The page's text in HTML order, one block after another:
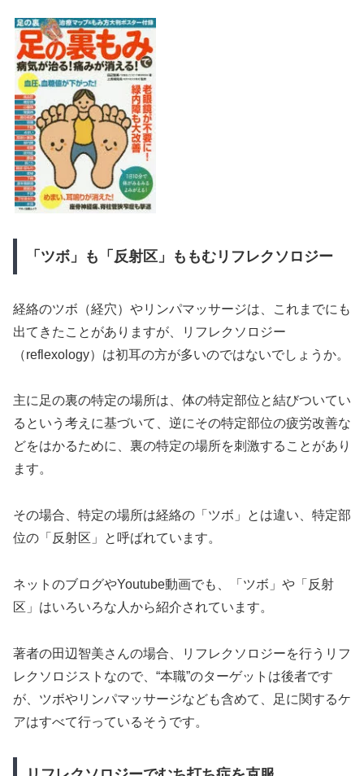
「ツボ」も「反射区」ももむリフレクソロジー
経絡のツボ（経穴）やリンパマッサージは、これまでにも
出てきたことがありますが、リフレクソロジー
（reflexology）は初耳の方が多いのではないでしょうか。
主に足の裏の特定の場所は、体の特定部位と結びついてい
るという考えに基づいて、逆にその特定部位の疲労改善な
どをはかるために、裏の特定の場所を刺激することがあり
ます。
その場合、特定の場所は経絡の「ツボ」とは違い、特定部
位の「反射区」と呼ばれています。
ネットのブログやYoutube動画でも、「ツボ」や「反射
区」はいろいろな人から紹介されています。
著者の田辺智美さんの場合、リフレクソロジーを行うリフ
レクソロジストなので、“本職”のターゲットは後者です
が、ツボやリンパマッサージなども含めて、足に関するケ
アはすべて行っているそうです。